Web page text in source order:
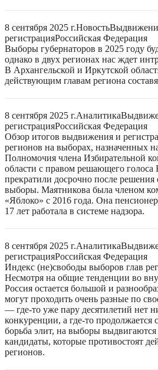
8 сентября 2025 г.Новость
регистрацияРоссийская Федерация
Выборы губернаторов в 2025 году
однако в двух регионах нас ждет
В Архангельской и Иркутской
действующим главам региона
8 сентября 2025 г.Аналитика
регистрацияРоссийская Федерация
Обзор итогов выдвижения и
регионов на выборах, назначенных
Полномочия члена Избирательной
области с правом решающего
прекратили досрочно после решения
выборы. Маятникова была членом
«Яблоко» с 2016 года. Она
17 лет работала в системе надзора.
8 сентября 2025 г.Аналитика
регистрацияРоссийская Федерация
Индекс (не)свободы выборов глав
Несмотря на общие тенденции во
Россия остается большой и
могут проходить очень разные по
— где-то уже пару десятилетий нет
конкуренции, а где-то продолжается
борьба элит, на выборы выдвигаются
кандидаты, которые противостоят
регионов.